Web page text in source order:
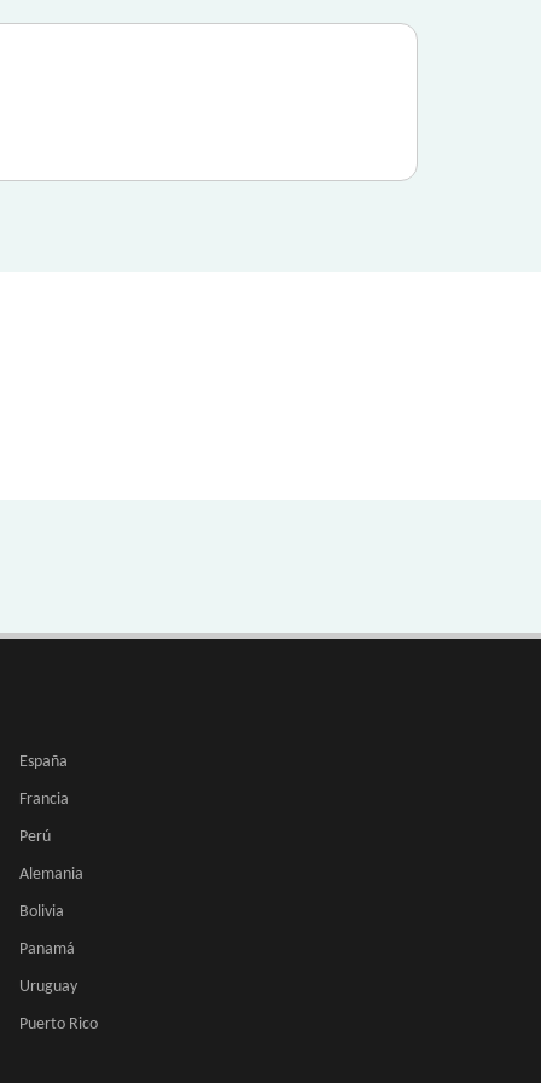
España
Francia
Perú
Alemania
Bolivia
Panamá
Uruguay
Puerto Rico